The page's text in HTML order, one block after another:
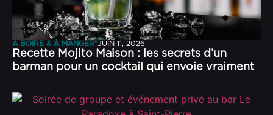
À BOIRE & À MANGER"JUIN 11, 2026
Recette Mojito Maison : les secrets d’un
barman pour un cocktail qui envoie vraiment